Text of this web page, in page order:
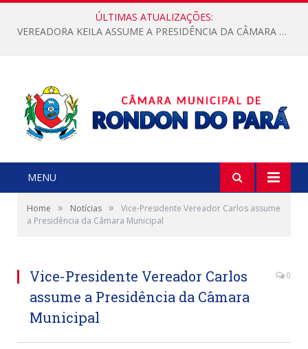
ÚLTIMAS ATUALIZAÇÕES:
VEREADORA KEILA ASSUME A PRESIDÊNCIA DA CÂMARA MUNICIPAL.
MENU
Home » Notícias »
Vice-Presidente Vereador Carlos assume
a Presidência da Câmara Municipal
Vice-Presidente Vereador Carlos
assume a Presidência da Câmara
Municipal
0